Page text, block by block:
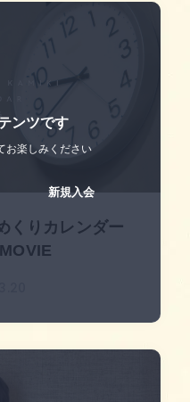
くりカレンダー
ンツです
お楽しみください
新規入会